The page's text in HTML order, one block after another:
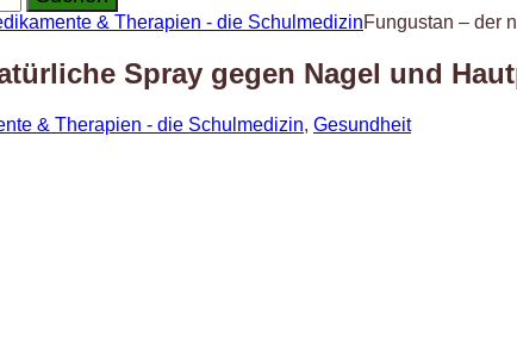
& Therapien - die SchulmedizinFungustan – der
Spray gegen Nagel und
& Therapien - die Schulmedizin, Gesundheit